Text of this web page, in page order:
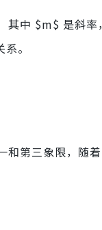
中 $m$ 是斜率
。
第三象限，随